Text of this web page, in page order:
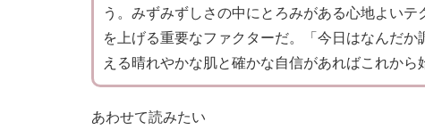
う。みずみずしさの中にとろみがある心地よい
を上げる重要なファクターだ。「今日はなんだ
える晴れやかな肌と確かな自信があればこれから
あわせて読みたい